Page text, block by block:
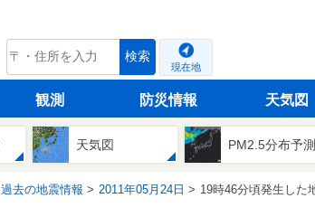
tenki.jp 検索
現在地
観測 防災情報 天気図
天気図 PM2.5分布予測
過去の地震情報 2011年05月24日 19時46分頃発生した